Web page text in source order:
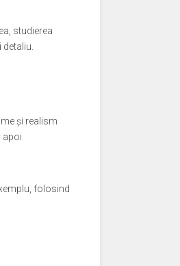
studierea
și realism
apoi
folosind